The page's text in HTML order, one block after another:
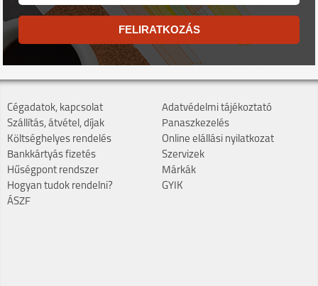
FELIRATKOZÁS
Cégadatok, kapcsolat
Szállítás, átvétel, díjak
Költséghelyes rendelés
Bankkártyás fizetés
Hűségpont rendszer
Hogyan tudok rendelni?
ÁSZF
Adatvédelmi tájékoztató
Panaszkezelés
Online elállási nyilatkozat
Szervizek
Márkák
GYIK